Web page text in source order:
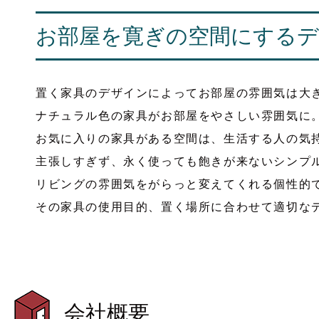
お部屋を寛ぎの空間にする
置く家具のデザインによってお部屋の雰囲気は大
ナチュラル色の家具がお部屋をやさしい雰囲気
お気に入りの家具がある空間は、生活する人の
主張しすぎず、永く使っても飽きが来ないシン
リビングの雰囲気をがらっと変えてくれる個性的
その家具の使用目的、置く場所に合わせて適切な
会社概要